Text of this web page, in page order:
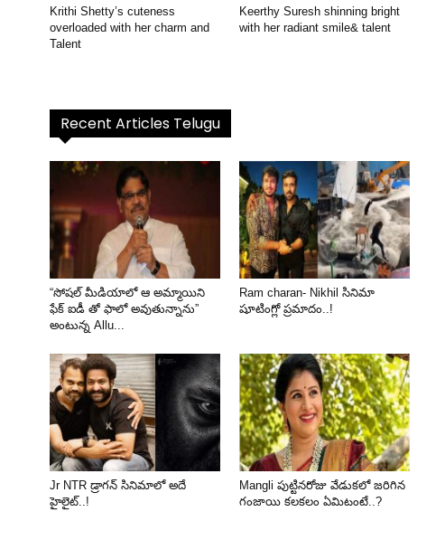
Krithi Shetty’s cuteness
overloaded with her charm and
Talent
Keerthy Suresh shinning bright
with her radiant smile& talent
Recent Articles Telugu
“సోషల్ మీడియాలో ఆ అమ్మాయిని
ఫేక్ ఐడీ తో ఫాలో అవుతున్నాను”
అంటున్న Allu...
Ram charan- Nikhil సినిమా
షూటింగ్లో ప్రమాదం..!
Jr NTR డ్రాగన్ సినిమాలో అదే
హైలైట్..!
Mangli పుట్టినరోజు వేడుకలో జరిగిన
గంజాయి కలకలం ఏమిటంటే..?